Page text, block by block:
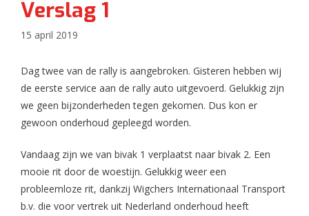
Verslag 1
15 april 2019
Dag twee van de rally is aangebroken. Gisteren hebben wij
de eerste service aan de rally auto uitgevoerd. Gelukkig zijn
we geen bijzonderheden tegen gekomen. Dus kon er
gewoon onderhoud gepleegd worden.
Vandaag zijn we van bivak 1 verplaatst naar bivak 2. Een
mooie rit door de woestijn. Gelukkig weer een
probleemloze rit, dankzij Wigchers Internationaal Transport
b.v. die voor vertrek uit Nederland onderhoud heeft